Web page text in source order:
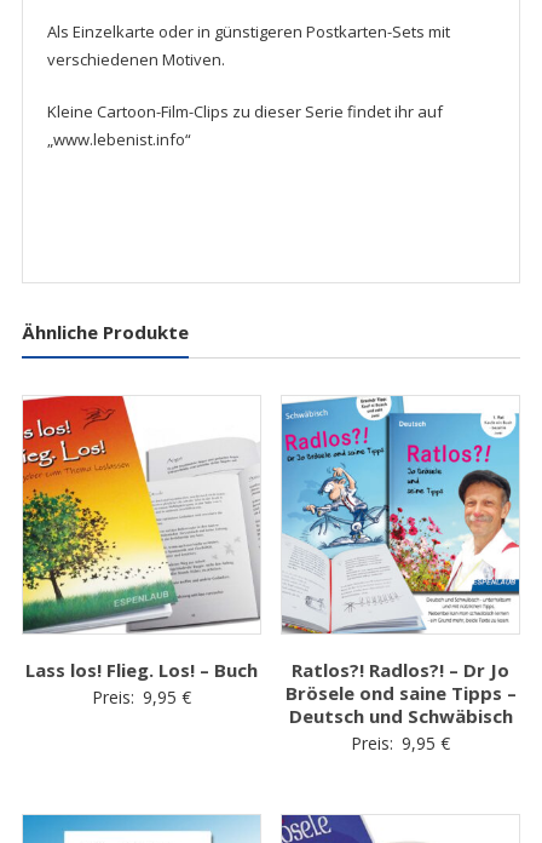
Als Einzelkarte oder in günstigeren Postkarten-Sets mit
verschiedenen Motiven.
Kleine Cartoon-Film-Clips zu dieser Serie findet ihr auf
„www.lebenist.info“
Ähnliche Produkte
Lass los! Flieg. Los! – Buch
Preis: 9,95 €
Ratlos?! Radlos?! – Dr Jo
Brösele ond saine Tipps –
Deutsch und Schwäbisch
Preis: 9,95€